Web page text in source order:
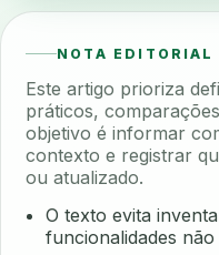
NOTA EDITORIAL
Este artigo prioriza
práticos,
objetivo é informar
contexto e registrar
ou atualizado.
O texto evita
funcionalidades